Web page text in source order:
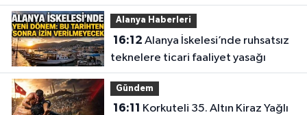
gündeme geldi
Alanya Haberleri
16:12
teknelere ticari faaliyet yasağı
Gündem
16:11